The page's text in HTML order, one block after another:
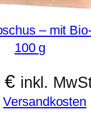
– mit
100 g
€ inkl.
Versandkosten